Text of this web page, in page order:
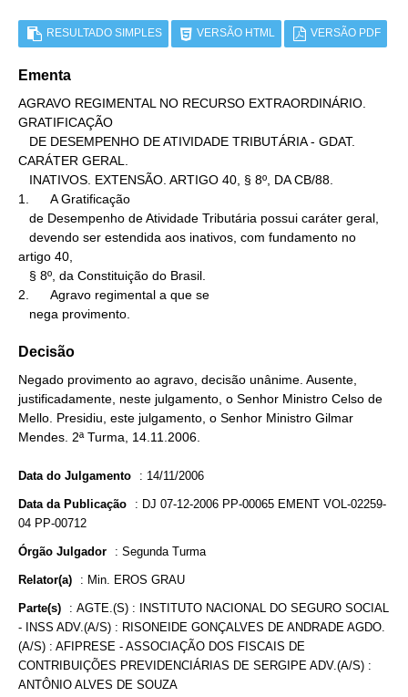
RESULTADO SIMPLES VERSÃO HTML VERSÃO PDF
Ementa
AGRAVO REGIMENTAL NO RECURSO EXTRAORDINÁRIO.
GRATIFICAÇÃO
CARÁTER GERAL.
1.      A Gratificação
artigo 40,
2.      Agravo regimental a que se
   nega provimento.
Decisão
Negado provimento ao agravo, decisão unânime. Ausente,
justificadamente, neste julgamento, o Senhor Ministro Celso de
Mello. Presidiu, este julgamento, o Senhor Ministro Gilmar
Mendes. 2ª Turma, 14.11.2006.
Data do Julgamento : 14/11/2006
Data da Publicação : DJ 07-12-2006 PP-00065 EMENT VOL-02259-
04 PP-00712
Órgão Julgador : Segunda Turma
Relator(a) : Min. EROS GRAU
Parte(s) : AGTE.(S) : INSTITUTO NACIONAL DO SEGURO SOCIAL
- INSS ADV.(A/S) : RISONEIDE GONÇALVES DE ANDRADE AGDO.
(A/S) : AFIPRESE - ASSOCIAÇÃO DOS FISCAIS DE
CONTRIBUIÇÕES PREVIDENCIÁRIAS DE SERGIPE ADV.(A/S) :
ANTÔNIO ALVES DE SOUZA